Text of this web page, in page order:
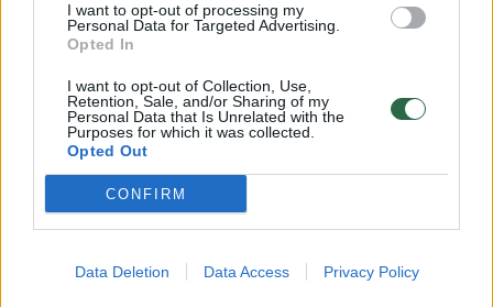
I want to opt-out of processing my
Personal Data for Targeted Advertising.
Opted In
I want to opt-out of Collection, Use,
Retention, Sale, and/or Sharing of my
Personal Data that Is Unrelated with the
Purposes for which it was collected.
Opted Out
CONFIRM
Data Deletion Data Access Privacy Policy
Maistas
Receptas